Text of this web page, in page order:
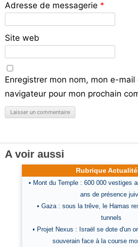
Adresse de messagerie *
Site web
Enregistrer mon nom, mon e-
navigateur pour mon prochain
A voir aussi
Rubrique
• Mont du Temple : 600 000 vestiges
ans de présence
• Gaza : sous la trêve, le Hamas
tunnels
• Projet Nexus : Israël se dote d'un
souverain face à la course